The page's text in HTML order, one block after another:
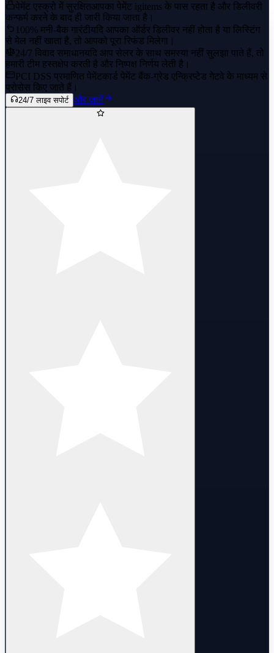
पेमेंट एस्क्रो में सुरक्षितआपका पेमेंट igitems के पास रहता है और डिलीवरी
कन्फर्म करने के बाद ही जारी किया जाता है।
100% मनी-बैक गारंटीयदि आपका ऑर्डर डिलीवर नहीं होता है या लिस्टिंग
से मेल नहीं खाता है, तो आपको पूरा रिफंड मिलेगा।
24/7 विवाद समाधानयदि आप सेलर के साथ समस्या नहीं सुलझा पाते हैं, तो
हमारी टीम हस्तक्षेप करती है और निष्पक्ष निर्णय लेती है।
PCI DSS प्रमाणित पेमेंटकार्ड पेमेंट बैंक-ग्रेड एन्क्रिप्टेड गेटवे के माध्यम से
प्रोसेस किए जाते हैं।
24/7 लाइव सपोर्ट और जानें